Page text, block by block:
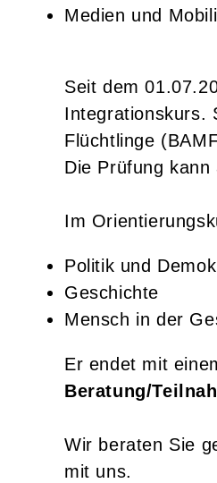
Medien und
Seit dem
Integrationskurs.
Flüchtlinge
Die Prüfung
Im
Politik und
Geschichte
Mensch in der
Er endet mit
Beratung/
Wir beraten Sie
mit uns.